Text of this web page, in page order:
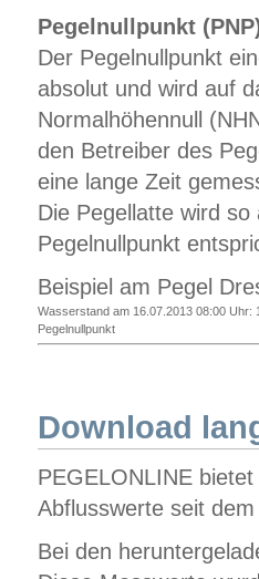
Pegelnullpunkt
Der Pegelnullpunkt
absolut und wird auf
Normalhöhennull
den Betreiber des
eine lange Zeit
Die Pegellatte wird
Pegelnullpunkt
Beispiel am Pegel
Wasserstand am 16.07.2013 08:00 Uhr:
Pegelnullpunkt
Download
PEGELONLINE
Abflusswerte seit
Bei den